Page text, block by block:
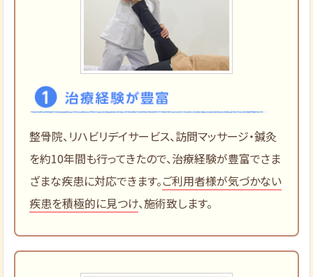
整骨院、リハビリデイサービス、訪問マッサージ・鍼灸
を約10年間も行ってきたので、治療経験が豊富でさま
ざまな疾患に対応できます。ご利用者様が気づかない
疾患を積極的に見つけ、施術致します。